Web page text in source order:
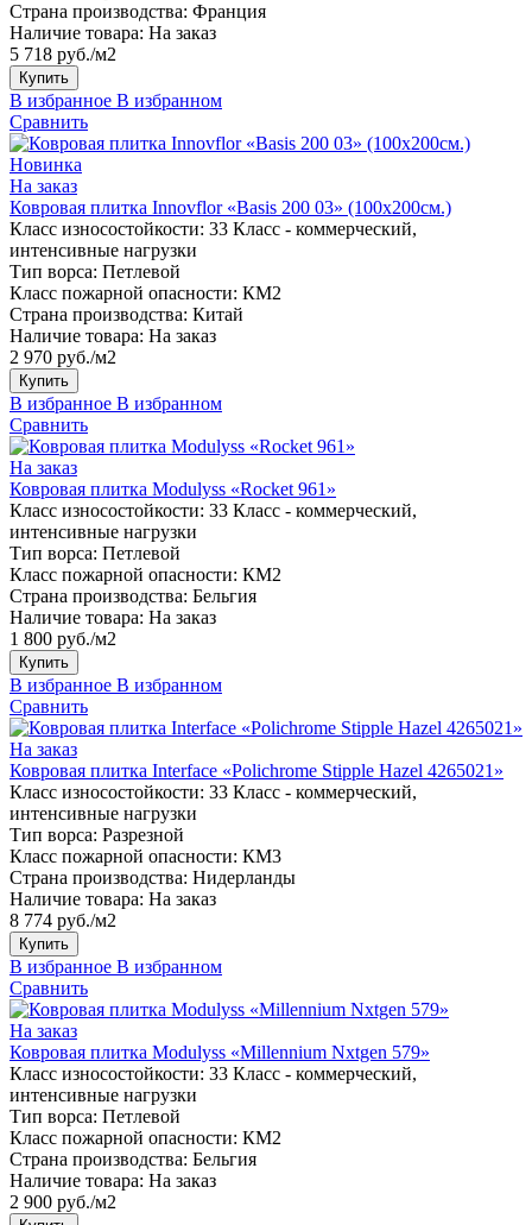
Страна производства: Франция
Наличие товара: На заказ
5 718 руб./м2
Купить
В избранное В избранном
Сравнить
Новинка
На заказ
Ковровая плитка Innovflor «Basis 200 03» (100х200см.)
Класс износостойкости: 33 Класс - коммерческий,
интенсивные нагрузки
Тип ворса: Петлевой
Класс пожарной опасности: КМ2
Страна производства: Китай
Наличие товара: На заказ
2 970 руб./м2
Купить
В избранное В избранном
Сравнить
На заказ
Ковровая плитка Modulyss «Rocket 961»
Класс износостойкости: 33 Класс - коммерческий,
интенсивные нагрузки
Тип ворса: Петлевой
Класс пожарной опасности: КМ2
Страна производства: Бельгия
Наличие товара: На заказ
1 800 руб./м2
Купить
В избранное В избранном
Сравнить
На заказ
Ковровая плитка Interface «Polichrome Stipple Hazel 4265021»
Класс износостойкости: 33 Класс - коммерческий,
интенсивные нагрузки
Тип ворса: Разрезной
Класс пожарной опасности: КМ3
Страна производства: Нидерланды
Наличие товара: На заказ
8 774 руб./м2
Купить
В избранное В избранном
Сравнить
На заказ
Ковровая плитка Modulyss «Millennium Nxtgen 579»
Класс износостойкости: 33 Класс - коммерческий,
интенсивные нагрузки
Тип ворса: Петлевой
Класс пожарной опасности: КМ2
Страна производства: Бельгия
Наличие товара: На заказ
2 900 руб./м2